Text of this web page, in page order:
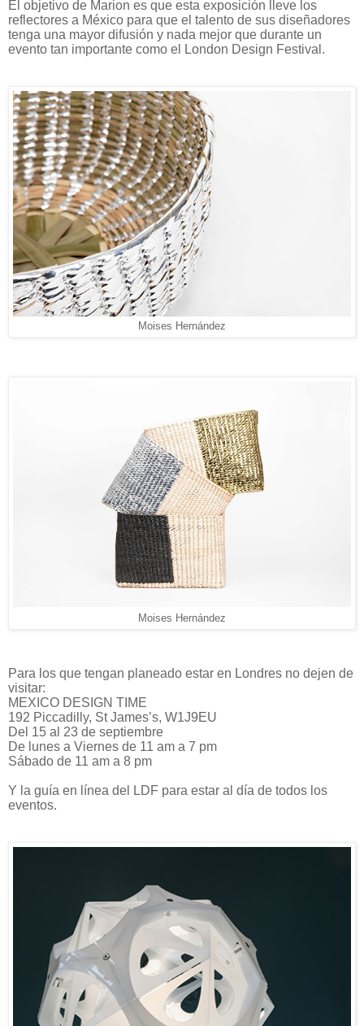
El objetivo de Marion es que esta exposición lleve los
reflectores a México para que el talento de sus diseñadores
tenga una mayor difusión y nada mejor que durante un
evento tan importante como el London Design Festival.
Moises Hernández
Moises Hernández
Para los que tengan planeado estar en Londres no dejen de
visitar:
MEXICO DESIGN TIME
192 Piccadilly, St James’s, W1J9EU
Del 15 al 23 de septiembre
De lunes a Viernes de 11 am a 7 pm
Sábado de 11 am a 8 pm
Y la guía en línea del LDF para estar al día de todos los
eventos.